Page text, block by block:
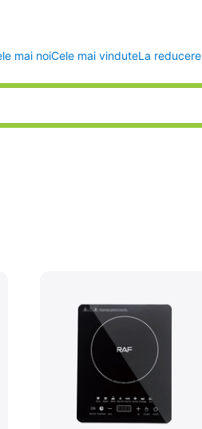
mai noiCele mai vinduteLa reducere